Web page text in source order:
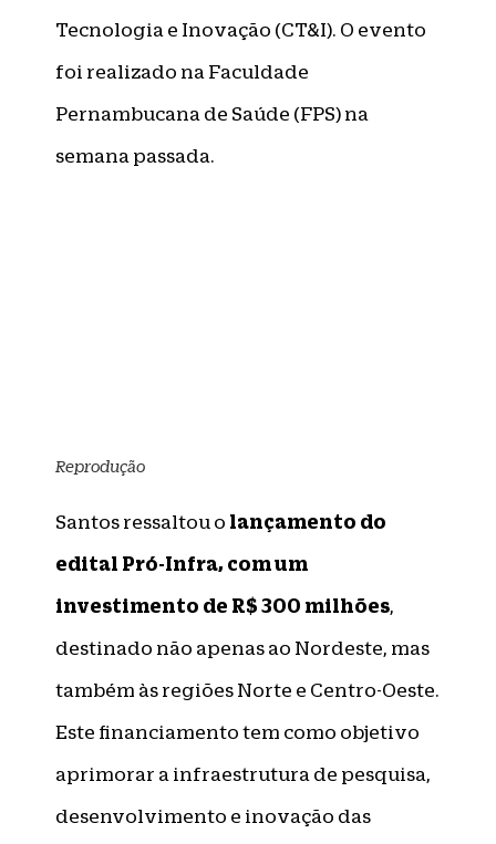
Tecnologia e Inovação (CT&I). O evento
foi realizado na Faculdade
Pernambucana de Saúde (FPS) na
semana passada.
Reprodução
Santos ressaltou o lançamento do
edital Pró-Infra, com um
investimento de R$ 300 milhões,
destinado não apenas ao Nordeste, mas
também às regiões Norte e Centro-Oeste.
Este financiamento tem como objetivo
aprimorar a infraestrutura de pesquisa,
desenvolvimento e inovação das